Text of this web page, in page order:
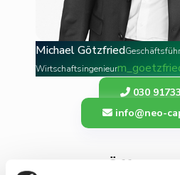
Michael Götzfried
Wirtschaftsingenieur
030
info@neo-